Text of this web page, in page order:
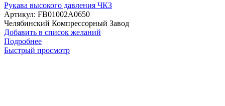
Рукава высокого давления ЧКЗ
Артикул: FB01002A0650
Челябинский Компрессорный Завод
Добавить в список желаний
Подробнее
Быстрый просмотр